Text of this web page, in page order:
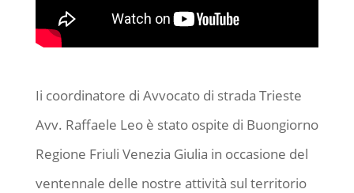
Ii coordinatore di Avvocato di strada Trieste
Avv. Raffaele Leo è stato ospite di Buongiorno
Regione Friuli Venezia Giulia in occasione del
ventennale delle nostre attività sul territorio